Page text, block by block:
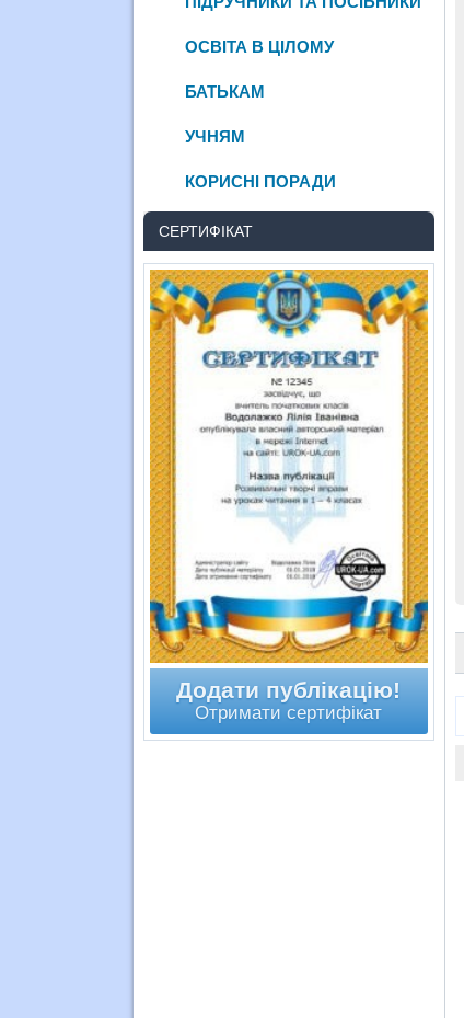
ОСВІТА В ЦІЛОМУ
БАТЬКАМ
УЧНЯМ
КОРИСНІ ПОРАДИ
СЕРТИФІКАТ
Додати публікацію!
Отримати сертифікат